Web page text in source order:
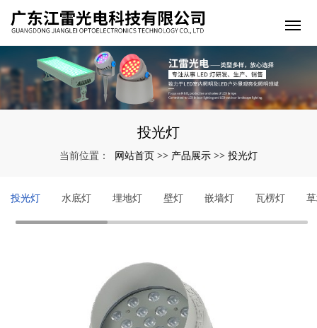
投光灯
当前位置： 网站首页 >> 产品展示 >> 投光灯
投光灯 水底灯 埋地灯 壁灯 嵌墙灯 瓦楞灯